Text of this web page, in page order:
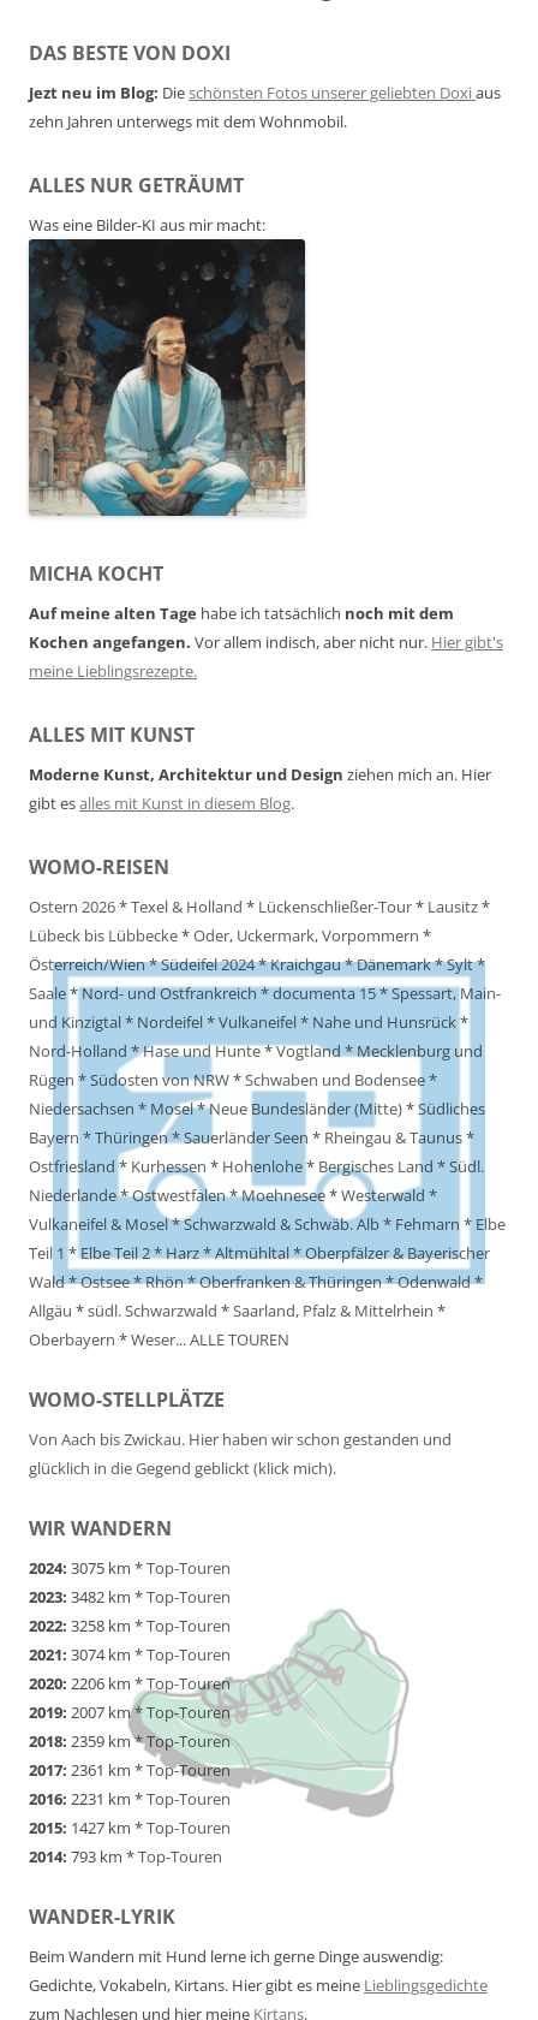
DAS BESTE VON DOXI
Jezt neu im Blog: Dieschönsten Fotos unserer geliebten Doxiaus
zehn Jahren unterwegs mit dem Wohnmobil.
ALLES NUR GETRÄUMT
Was eine Bilder-KI aus mir macht:
MICHA KOCHT
Auf meine alten Tage habe ich tatsächlich noch mit dem
Kochen angefangen. Vor allem indisch, aber nicht nur. Hier gibt's
meine Lieblingsrezepte.
ALLES MIT KUNST
Moderne Kunst, Architektur und Design ziehen mich an. Hier
gibt esalles mit Kunst in diesem Blog.
WOMO-REISEN
Ostern 2026*Texel & Holland * Lückenschließer-Tour* Lausitz*
Lübeck bis Lübbecke*Oder, Uckermark, Vorpommern *
Österreich/Wien*Südeifel 2024*Kraichgau*Dänemark*Sylt*
Saale*Nord- und Ostfrankreich*documenta 15*Spessart, Main-
und Kinzigtal* Nordeifel*Vulkaneifel* Nahe und Hunsrück*
Nord-Holland *Hase und Hunte*Vogtland*Mecklenburg und
Rügen *Südosten von NRW*Schwaben und Bodensee*
Niedersachsen * Mosel*Neue Bundesländer (Mitte)*Südliches
Bayern *Thüringen*Sauerländer Seen * Rheingau & Taunus*
Ostfriesland * Kurhessen * Hohenlohe* Bergisches Land *Südl.
Niederlande*Ostwestfalen*Moehnesee*Westerwald *
Vulkaneifel & Mosel*Schwarzwald & Schwäb. Alb* Fehmarn * Elbe
Teil 1 *Elbe Teil 2*Harz*Altmühltal*Oberpfälzer & Bayerischer
Wald*Ostsee*Rhön*Oberfranken & Thüringen*Odenwald*
Allgäu *südl. Schwarzwald *Saarland, Pfalz & Mittelrhein *
Oberbayern *Weser...ALLE TOUREN
WOMO-STELLPLÄTZE
Von Aach bis Zwickau. Hier haben wir schon gestanden und
glücklich in die Gegend geblickt (klick mich).
WIR WANDERN
2024: 3075 km *Top-Touren
2023: 3482 km *Top-Touren
2022: 3258 km *Top-Touren
2021: 3074 km *Top-Touren
2020: 2206 km *Top-Touren
2019: 2007 km *Top-Touren
2018: 2359 km *Top-Touren
2017: 2361 km *Top-Touren
2016: 2231 km *Top-Touren
2015: 1427 km *Top-Touren
2014: 793 km *Top-Touren
WANDER-LYRIK
Beim Wandern mit Hund lerne ich gerne Dinge auswendig:
Gedichte, Vokabeln, Kirtans. Hier gibt es meine Lieblingsgedichte
zum Nachlesen und hier meine Kirtans.